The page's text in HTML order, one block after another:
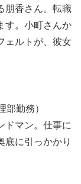
朋香さん。転職
す。小町さんか
ェルトが、彼女
部勤務）
ドマン。仕事に
底に引っかかり